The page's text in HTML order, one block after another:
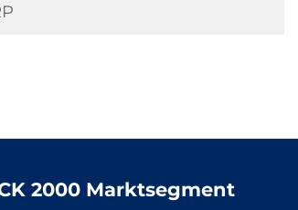
2000 Marktsegment